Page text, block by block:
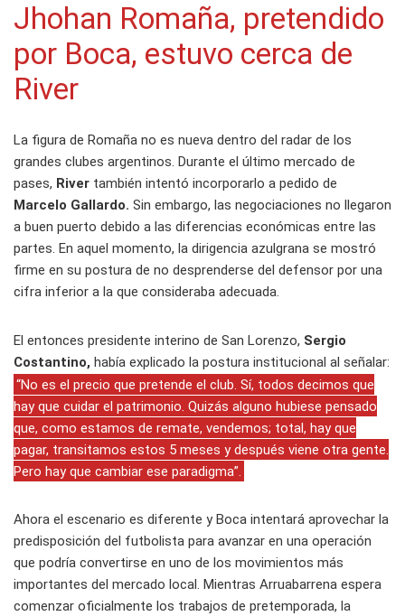
Jhohan Romaña, pretendido
por Boca, estuvo cerca de
River
La figura de Romaña no es nueva dentro del radar de los
grandes clubes argentinos. Durante el último mercado de
pases, River también intentó incorporarlo a pedido de
Marcelo Gallardo. Sin embargo, las negociaciones no llegaron
a buen puerto debido a las diferencias económicas entre las
partes. En aquel momento, la dirigencia azulgrana se mostró
firme en su postura de no desprenderse del defensor por una
cifra inferior a la que consideraba adecuada.
El entonces presidente interino de San Lorenzo, Sergio
Costantino, había explicado la postura institucional al señalar:
“No es el precio que pretende el club. Sí, todos decimos que
hay que cuidar el patrimonio. Quizás alguno hubiese pensado
que, como estamos de remate, vendemos; total, hay que
pagar, transitamos estos 5 meses y después viene otra gente.
Pero hay que cambiar ese paradigma”.
Ahora el escenario es diferente y Boca intentará aprovechar la
predisposición del futbolista para avanzar en una operación
que podría convertirse en uno de los movimientos más
importantes del mercado local. Mientras Arruabarrena espera
comenzar oficialmente los trabajos de pretemporada, la